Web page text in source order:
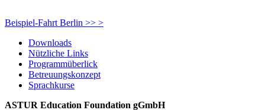
Beispiel-Fahrt Berlin >> >
Downloads
Nützliche Links
Programmüberlick
Betreuungskonzept
Sprachkurse
ASTUR Education Foundation gGmbH